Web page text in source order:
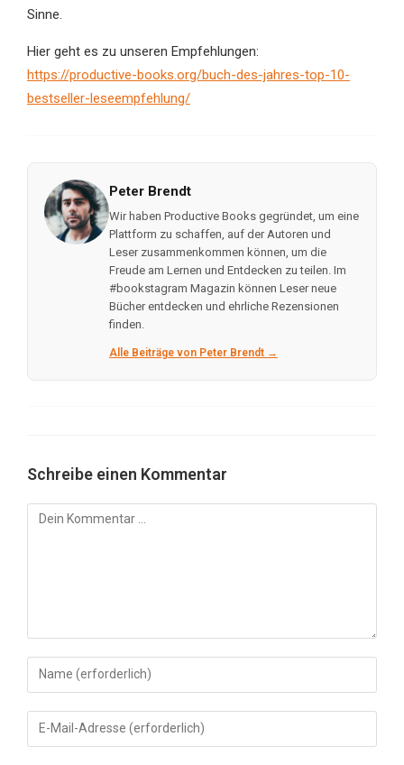
Sinne.
Hier geht es zu unseren Empfehlungen:
https://productive-books.org/buch-des-jahres-top-10-
bestseller-leseempfehlung/
Peter Brendt
Wir haben Productive Books gegründet, um eine
Plattform zu schaffen, auf der Autoren und
Leser zusammenkommen können, um die
Freude am Lernen und Entdecken zu teilen. Im
#bookstagram Magazin können Leser neue
Bücher entdecken und ehrliche Rezensionen
finden.
Alle Beiträge von Peter Brendt →
Schreibe einen Kommentar
Kommentar
Gib
deinen
Namen
oder
Gib
deine